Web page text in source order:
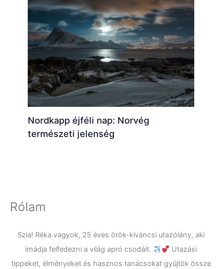
Nordkapp éjféli nap: Norvég
természeti jelenség
Rólam
Szia! Réka vagyok, 25 éves örök-kíváncsi utazólány, aki
imádja felfedezni a világ apró csodáit.
Utazási
tippeket, élményeket és hasznos tanácsokat gyűjtök össze